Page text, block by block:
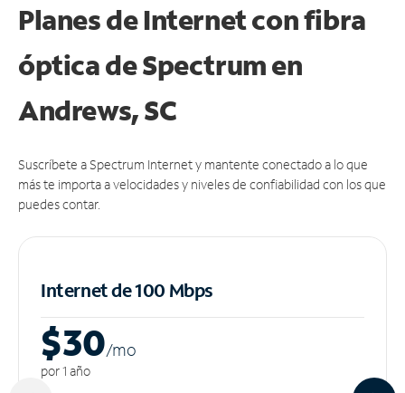
Planes de Internet con fibra
óptica de Spectrum en
Andrews, SC
Suscríbete a Spectrum Internet y mantente conectado a lo que
más te importa a velocidades y niveles de confiabilidad con los que
puedes contar.
Internet de 100 Mbps
$30/mo
por 1 año